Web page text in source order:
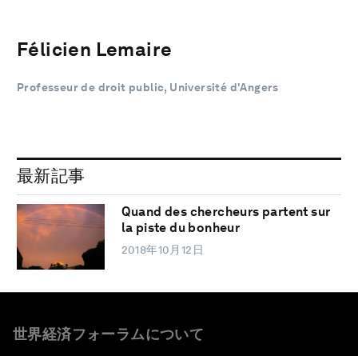
Félicien Lemaire
Professeur de droit public, Université d'Angers
最新記事
Quand des chercheurs partent sur
la piste du bonheur
2018年10月12日
世界経済フォーラムについて